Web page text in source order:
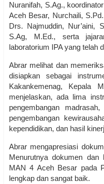
Nuranifah, S.Ag.,
Aceh Besar, Nurchaili,
Drs. Najmuddin, Nur’aini,
S.Ag, M.Ed., serta
laboratorium IPA yang telah
Abrar melihat dan
disiapkan sebagai
Kakankemenag, Kepala
menjelaskan, ada lima
pengembangan
pengembangan
kependidikan, dan hasil
Abrar mengapresiasi
Menurutnya dokumen
MAN 4 Aceh Besar pada
lengkap dan sangat baik.